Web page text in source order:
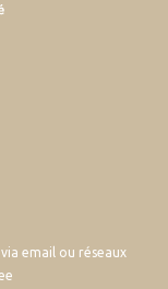
via email ou réseaux